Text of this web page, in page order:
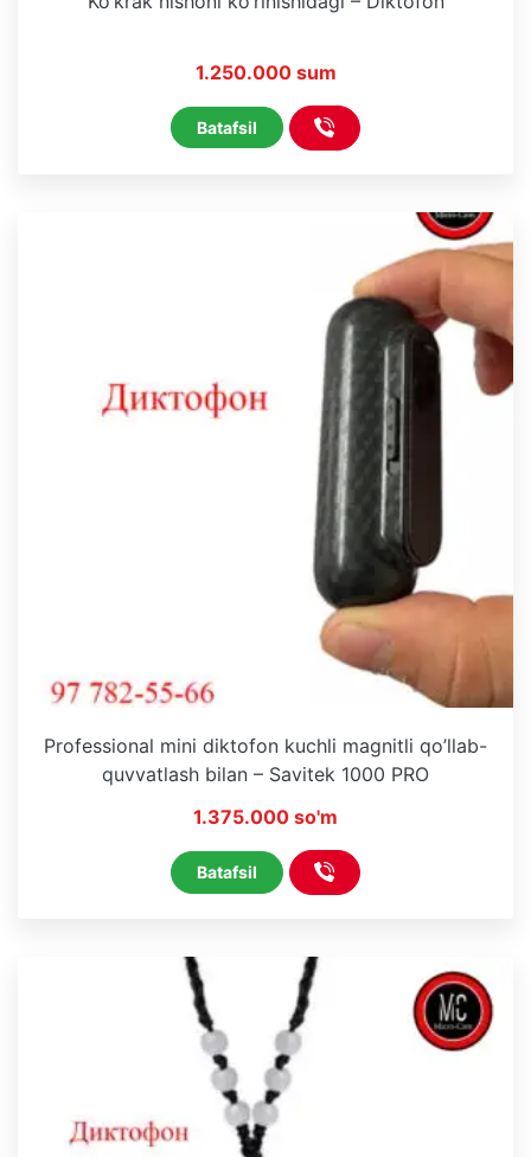
1.250.000 sum
Batafsil
Professional mini diktofon kuchli magnitli qo’llab-
quvvatlash bilan – Savitek 1000 PRO
1.375.000 so'm
Batafsil